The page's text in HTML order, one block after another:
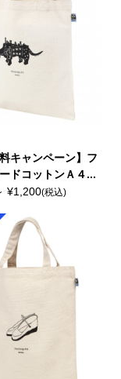
料キャンペーン】フ
ドコットンＡ４...
¥1,200(税込)